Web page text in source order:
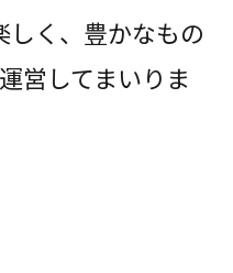
しく、豊かなもの
営してまいりま